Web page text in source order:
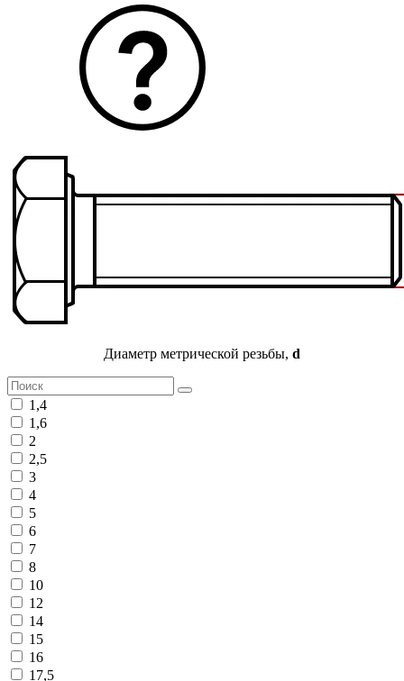
Диаметр метрической резьбы, d
1,4
1,6
2
2,5
3
4
5
6
7
8
10
12
14
15
16
17,5